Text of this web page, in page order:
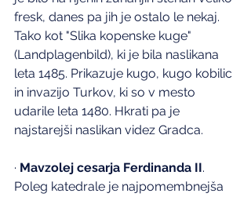
fresk, danes pa jih je ostalo le nekaj.
Tako kot "Slika kopenske kuge"
(Landplagenbild), ki je bila naslikana
leta 1485. Prikazuje kugo, kugo kobilic
in invazijo Turkov, ki so v mesto
udarile leta 1480. Hkrati pa je
najstarejši naslikan videz Gradca.
· Mavzolej cesarja Ferdinanda II.
Poleg katedrale je najpomembnejša